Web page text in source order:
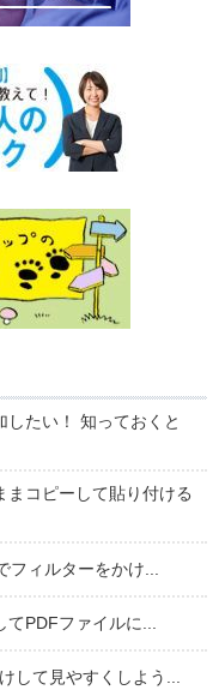
たい！ 知っておくと
まコピーして貼り付ける
フィルターをかけ...
てPDFファイルに...
して見やすくしよう...